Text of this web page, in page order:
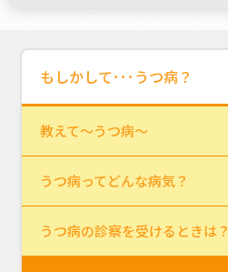
もしかして･･･うつ病？
教えて～うつ病～
うつ病ってどんな病気？
うつ病の診察を受けるときは？